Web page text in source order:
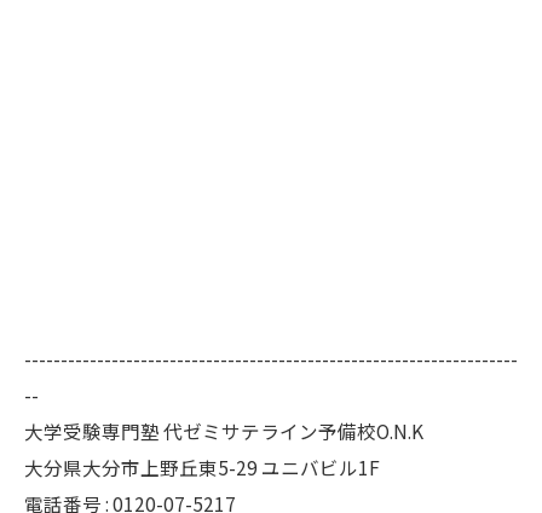
--------------------------------------------------------------------
--
大学受験専門塾 代ゼミサテライン予備校O.N.K
大分県大分市上野丘東5-29 ユニバビル1F
電話番号 : 0120-07-5217